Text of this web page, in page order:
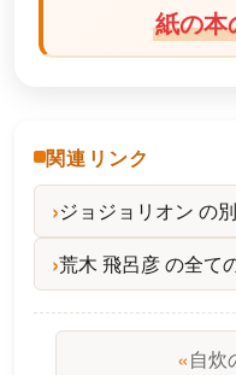
紙の本
関連リンク
ジョジョリオン の
荒木 飛呂彦 の全て
«自炊